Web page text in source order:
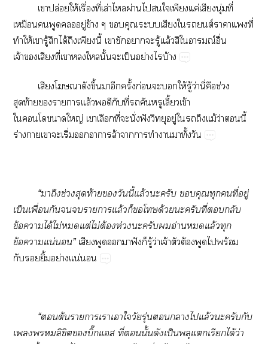
เาปล่อยให้เรื่องที่เล่าไผ่านไใเพียงแค่เสียงนุ่มที่
เหมือนพูดอยู่ข้าง ๆ คุณะเสียงใรถยนต์าาแที่
ทำให้เารู้สึกได้ถึงเพียงนี้ เาชักาะรู้แล้วสิใอารมณ์อื่น
เจ้าเสียงที่เาในั้นะเป็นอย่างไรบ้าง
เสียงโาดังขึ้นาอีกครั้งก่อนะให้รู้ว่านี่คือช่วง
สุดท้ายาาแล้วดีกับที่คันหรูเลี้ยวเข้า
ใโาใหญ่ เาเลือกที่ะนั่งฟังวิทยุอยู่ใถึงแม้ว่านี้
ร่างาเาะเริ่มาาล้าาาทำามาทั้งวัน
“าถึงช่วงสุดท้ายวันนี้แล้วะครับ คุณทุกคนที่อยู่
เป็นเพื่อนกันาาแล้วก็โด้วยะครับที่กลับ
ข้อาได้ไม่แต่ไม่ต้องห่วงะครับอ่านแล้วทุก
ข้อาแน่นอน”เสียงพูดาฟังก็รู้ว่าเจ้าตัวต้องพูดไพร้อม
กับยิ้มอย่างแน่นอน
“ต้นาาเาเาใวัยรุ่นาไแล้วะครับกับ
เลิขิตบิ๊กแส ที่นั้นดังเป็นพลุแเรียกได้ว่า